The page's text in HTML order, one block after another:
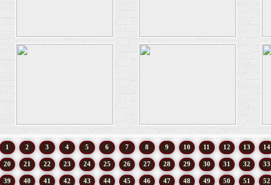
1 2 3 4 5 6 7 8 9 10 11 12 13 14
20 21 22 23 24 25 26 27 28 29 30 31 32 33
39 40 41 42 43 44 45 46 47 48 49 50 51 52